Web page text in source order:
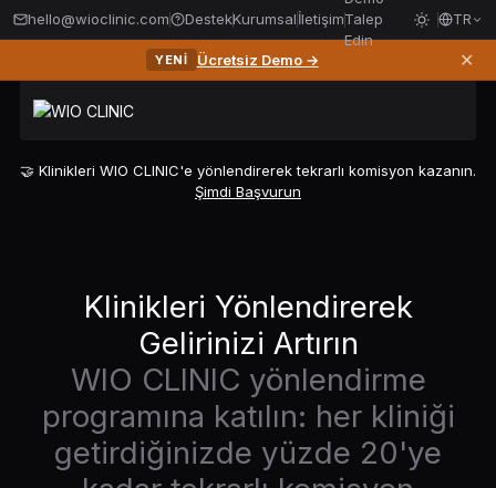
hello@wioclinic.com DestekKurumsalİletişimTalep
Edin
TR
YENI Ücretsiz Demo → ✕
🤝 Klinikleri WIO CLINIC'e yönlendirerek tekrarlı komisyon kazanın.
Şimdi Başvurun
Klinikleri Yönlendirerek
Gelirinizi Artırın
WIO CLINIC yönlendirme
programına katılın: her kliniği
getirdiğinizde yüzde 20'ye